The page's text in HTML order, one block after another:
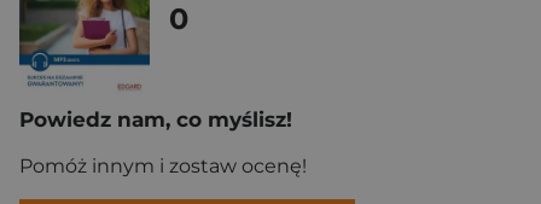
0
Powiedz nam, co myślisz!
Pomóż innym i zostaw ocenę!